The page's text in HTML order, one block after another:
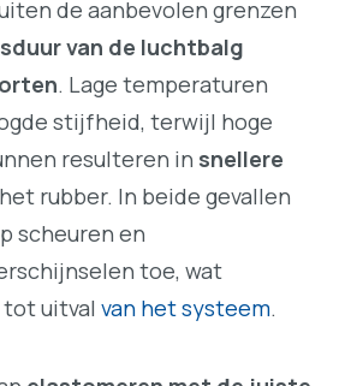
de aanbevolen grenzen
van de luchtbalg
. Lage temperaturen
stijfheid, terwijl hoge
resulteren in snellere
het rubber. In beide gevallen
scheuren en
toe, wat
uitval van het systeem.